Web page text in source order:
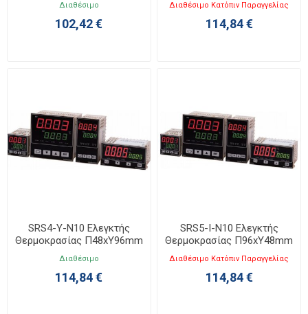
Διαθέσιμο
102,42 €
Διαθέσιμο Κατόπιν Παραγγελίας
114,84 €
SRS4-Y-N10 Ελεγκτής
Θερμοκρασίας Π48xΥ96mm
Διαθέσιμο
114,84 €
SRS5-I-N10 Ελεγκτής
Θερμοκρασίας Π96xΥ48mm
Διαθέσιμο Κατόπιν Παραγγελίας
114,84 €